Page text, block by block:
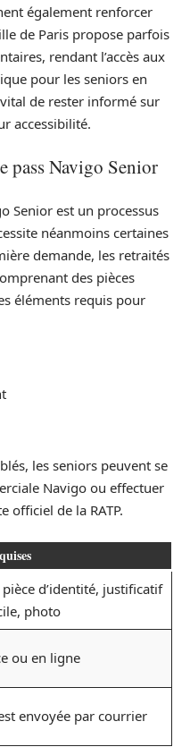
également renforcer
de Paris propose parfois
rendant l’accès aux
pour les seniors en
de rester informé sur
accessibilité.
pass Navigo Senior
Senior est un processus
néanmoins certaines
demande, les retraités
des pièces
éléments requis pour
les seniors peuvent se
Navigo ou effectuer
officiel de la RATP.
d’identité, justificatif
photo
ou en ligne
envoyée par courrier